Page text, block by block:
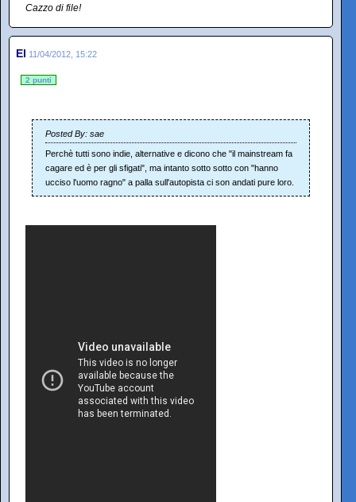
Cazzo di file!
El 11/04/2012, 15:22
2 punti
Posted By: sae
Perchè tutti sono indie, alternative e dicono che "il mainstream fa
cagare ed è per gli sfigati", ma intanto sotto sotto con "hanno
ucciso l'uomo ragno" a palla sull'autopista ci son andati pure loro.